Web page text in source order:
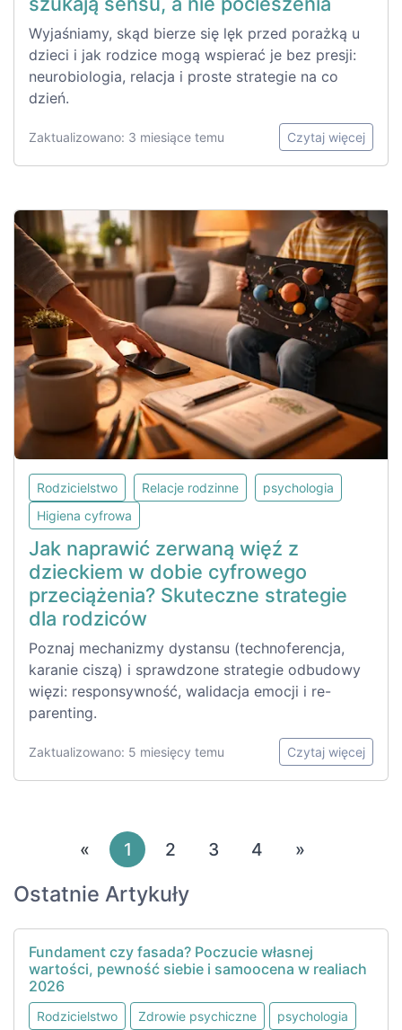
Wyjaśniamy, skąd bierze się lęk przed porażką u
dzieci i jak rodzice mogą wspierać je bez presji:
neurobiologia, relacja i proste strategie na co
dzień.
Zaktualizowano: 3 miesiące temu Czytaj więcej
Rodzicielstwo Relacje rodzinne
psychologia
Higiena cyfrowa
Jak naprawić zerwaną więź z
dzieckiem w dobie cyfrowego
przeciążenia? Skuteczne strategie
dla rodziców
Poznaj mechanizmy dystansu (technoferencja,
karanie ciszą) i sprawdzone strategie odbudowy
więzi: responsywność, walidacja emocji i re-
parenting.
Zaktualizowano: 5 miesięcy temu Czytaj więcej
« 1 2 3 4 »
Ostatnie Artykuły
Fundament czy fasada? Poczucie własnej
wartości, pewność siebie i samoocena w realiach
2026
Rodzicielstwo Zdrowie psychiczne psychologia